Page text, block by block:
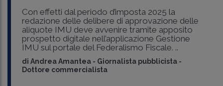
Con effetti dal periodo d’imposta 2025 la
redazione delle delibere di approvazione delle
aliquote IMU deve avvenire tramite apposito
prospetto digitale nell’applicazione Gestione
IMU sul portale del Federalismo Fiscale. ..
di Andrea Amantea - Giornalista pubblicista -
Dottore commercialista